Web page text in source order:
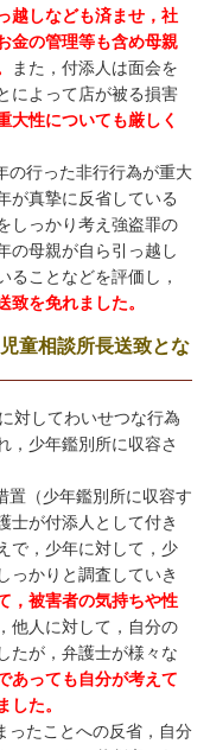
越しなども済ませ，社
金の管理等も含め母親
また，付添人は面会を
によって店が被る損害
大性についても厳しく
の行った非行行為が重大
が真摯に反省している
しっかり考え強盗罪の
の母親が自ら引っ越し
ることなどを評価し，
を免れました。
童相談所長送致とな
対してわいせつな行為
，少年鑑別所に収容さ
置（少年鑑別所に収容す
士が付添人として付き
で，少年に対して，少
っかりと調査していき
，被害者の気持ちや性
他人に対して，自分の
たが，弁護士が様々な
あっても自分が考えて
した。
ったことへの反省，自分